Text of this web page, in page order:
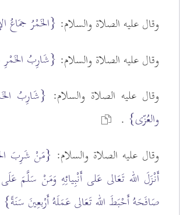
وقال عليه الصلاة والسلام: {الخَمْرُ جمَاعُ
وقال عليه الصلاة والسلام: {شَارِبُ
وقال عليه الصلاة والسلام: {شَارِبُ
والعُزّى} .
وقال عليه الصلاة والسلام: {مَنْ شَرِبَ
أَنْزَلَ الله تَعَالى عَلى أَنْبِيائِهِ وَمَنْ سَلَّمَ
صَافَحَهُ أَحْبَطَ الله تَعَالى عَمَلَهُ أَرْبعِينَ سَنَةً}